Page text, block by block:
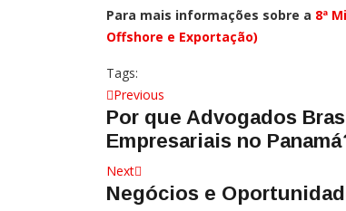
Para mais informações sobre a 8ª
Offshore e Exportação)
Tags:
Navegação
de
Post
Previous
post:
Por que Advogados
Empresariais no
Next
post:
Negócios e